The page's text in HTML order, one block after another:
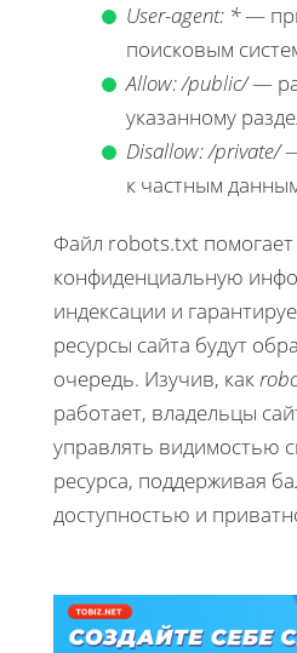
User-agent: *—
поисковым
Allow: /public/—
указанному
Disallow: /private/—
к частным
Файл robots.txt помогает
конфиденциальную
индексации и
ресурсы сайта будут
очередь. Изучив, как
работает, владельцы
управлять видимостью
ресурса, поддерживая
доступностью и